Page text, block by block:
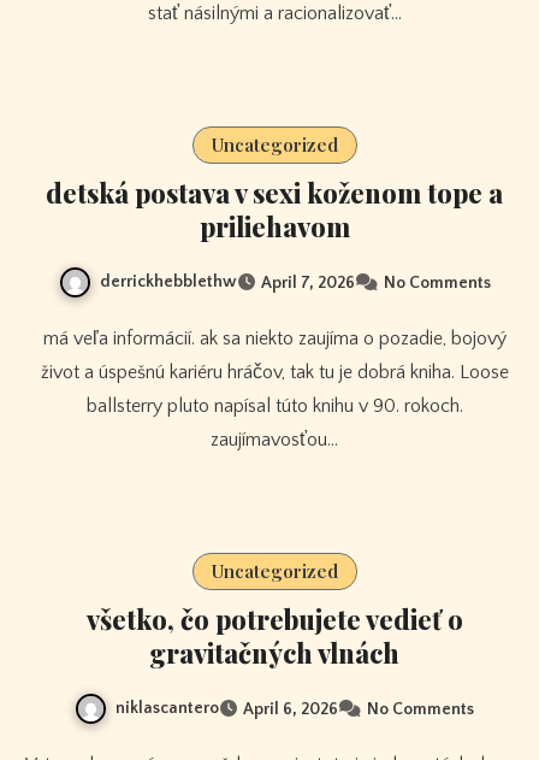
stať násilnými a racionalizovať…
Uncategorized
detská postava v sexi koženom tope a
priliehavom
derrickhebblethw April 7, 2026 No Comments
má veľa informácií. ak sa niekto zaujíma o pozadie, bojový
život a úspešnú kariéru hráčov, tak tu je dobrá kniha. Loose
ballsterry pluto napísal túto knihu v 90. rokoch.
zaujímavosťou…
Uncategorized
všetko, čo potrebujete vedieť o
gravitačných vlnách
niklascantero April 6, 2026 No Comments